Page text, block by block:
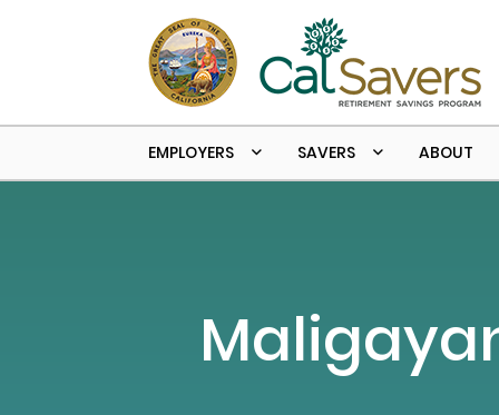
EMPLOYERS SAVERS ABOUT